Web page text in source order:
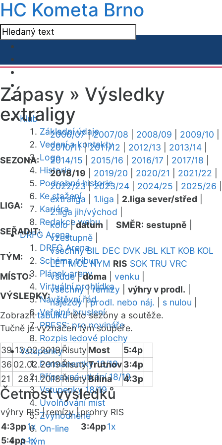
HC Kometa Brno
Klub
Základní údaje
Vedení a kontakty
Logo
Historie
Podrobná historie
Ke stažení
Kariéra
Redakce webu
DRFG Arena
DRFG Arena
Schéma tribun
Plánek areny
Virtuální prohlídka
Návštěvní řád
Veřejné bruslení
PRESS: pro novináře
Rozpis ledové plochy
Vstupenky
Permanentky 18/19
Přípravná utkání 18/19
Vstupenky 18/19
Uvolňování míst
Zvýhodněné
On-line
A-tým
Zápasy » Výsledky
extraligy
SEZONA:
2006/07|2007/08 2008/09 2009/10
2010/11|2011/12 2012/13 2013/14
2014/15
2015/16 2016/17 2017/18
2018/19
2019/20 2020/21 2021/22
2022/23|2023/24 2024/25 2025/26
LIGA:
extraliga 1.liga 2.liga sever/střed
2.liga jih/východ
SEŘADIT:
kolo|datum SMĚR: sestupně
vzestupně
TÝM:
všechny BIL DEC DVK JBL KLT KOB KOL
LET MOL NYM RIS SOK TRU VRC
MÍSTO:
všude|doma venku
VÝSLEDKY:
všechny|remízy výhry v prodl.
nájezdy|prodl. nebo náj. s nulou
Zobrazittabulkutéto sezóny a soutěže.
Tučně je vyznačen tým soupeře.
39 13.02.2019Řisuty Most
5:4p
36 02.02.2019ŘisutyTrutnov3:4p
21
28.11.2018ŘisutyBílina 4:3p
Četnost výsledků
výhry RIS |remízy |prohry RIS
4:3pp1x
5:4pp1x
3:4pp1x